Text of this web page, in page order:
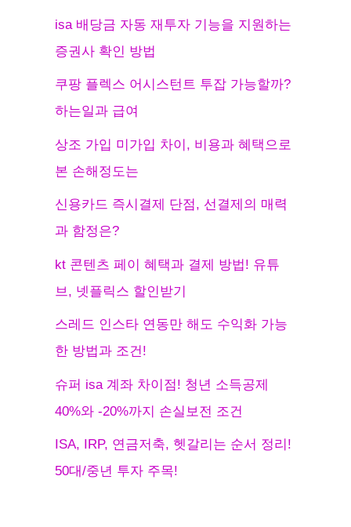
isa 배당금 자동 재투자 기능을 지원하는
증권사 확인 방법
쿠팡 플렉스 어시스턴트 투잡 가능할까?
하는일과 급여
상조 가입 미가입 차이, 비용과 혜택으로
본 손해정도는
신용카드 즉시결제 단점, 선결제의 매력
과 함정은?
kt 콘텐츠 페이 혜택과 결제 방법! 유튜
브, 넷플릭스 할인받기
스레드 인스타 연동만 해도 수익화 가능
한 방법과 조건!
슈퍼 isa 계좌 차이점! 청년 소득공제
40%와 -20%까지 손실보전 조건
ISA, IRP, 연금저축, 헷갈리는 순서 정리!
50대/중년 투자 주목!